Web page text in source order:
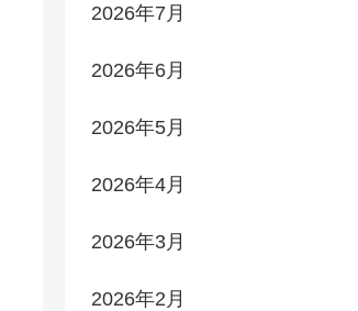
2026年7月
2026年6月
2026年5月
2026年4月
2026年3月
2026年2月